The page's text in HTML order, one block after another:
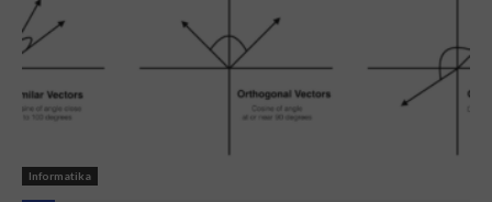
Informatika